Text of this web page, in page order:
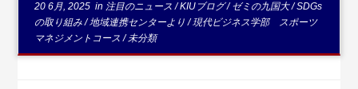
20 6月, 2025 in 注目のニュース/KIUブログ/ゼミの九国大/SDGs
の取り組み/地域連携センターより/現代ビジネス学部 スポーツ
マネジメントコース/未分類